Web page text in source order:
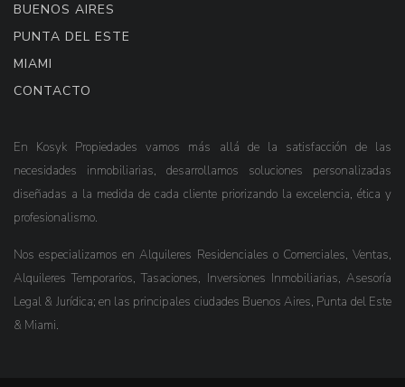
BUENOS AIRES
PUNTA DEL ESTE
MIAMI
CONTACTO
En Kosyk Propiedades vamos más allá de la satisfacción de las
necesidades inmobiliarias, desarrollamos soluciones personalizadas
diseñadas a la medida de cada cliente priorizando la excelencia, ética y
profesionalismo.
Nos especializamos en Alquileres Residenciales o Comerciales, Ventas,
Alquileres Temporarios, Tasaciones, Inversiones Inmobiliarias, Asesoría
Legal & Jurídica; en las principales ciudades Buenos Aires, Punta del Este
& Miami.